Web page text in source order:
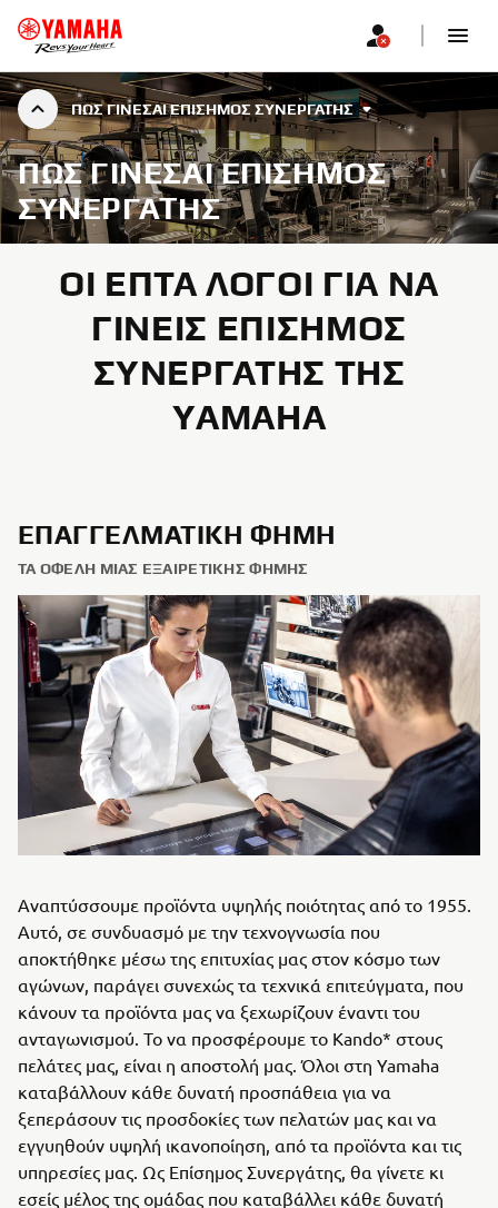
ΠΩΣ ΓΊΝΕΣΑΙ ΕΠΊΣΗΜΟΣ ΣΥΝΕΡΓΆΤΗΣ
ΠΩΣ ΓΊΝΕΣΑΙ ΕΠΊΣΗΜΟΣ
ΣΥΝΕΡΓΆΤΗΣ
ΟΙ ΕΠΤΆ ΛΌΓΟΙ ΓΙΑ ΝΑ
ΓΊΝΕΙΣ ΕΠΊΣΗΜΟΣ
ΣΥΝΕΡΓΆΤΗΣ ΤΗΣ
YAMAHA
ΕΠΑΓΓΕΛΜΑΤΙΚΉ ΦΉΜΗ
ΤΑ ΟΦΈΛΗ ΜΙΑΣ ΕΞΑΙΡΕΤΙΚΉΣ ΦΉΜΗΣ
Αναπτύσσουμε προϊόντα υψηλής ποιότητας από το 1955.
Αυτό, σε συνδυασμό με την τεχνογνωσία που
αποκτήθηκε μέσω της επιτυχίας μας στον κόσμο των
αγώνων, παράγει συνεχώς τα τεχνικά επιτεύγματα, που
κάνουν τα προϊόντα μας να ξεχωρίζουν έναντι του
ανταγωνισμού. Το να προσφέρουμε το Kando* στους
πελάτες μας, είναι η αποστολή μας. Όλοι στη Yamaha
καταβάλλουν κάθε δυνατή προσπάθεια για να
ξεπεράσουν τις προσδοκίες των πελατών μας και να
εγγυηθούν υψηλή ικανοποίηση, από τα προϊόντα και τις
υπηρεσίες μας. Ως Επίσημος Συνεργάτης, θα γίνετε κι
εσείς μέλος της ομάδας που καταβάλλει κάθε δυνατή